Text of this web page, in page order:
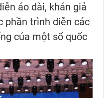
áo dài, khán giả
phần trình diễn các
của một số quốc